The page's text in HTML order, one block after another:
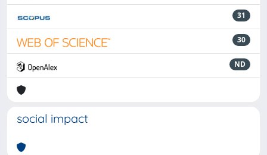
31
30
ND
social impact